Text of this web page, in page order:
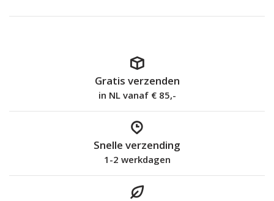
Gratis verzenden
in NL vanaf € 85,-
Snelle verzending
1-2 werkdagen